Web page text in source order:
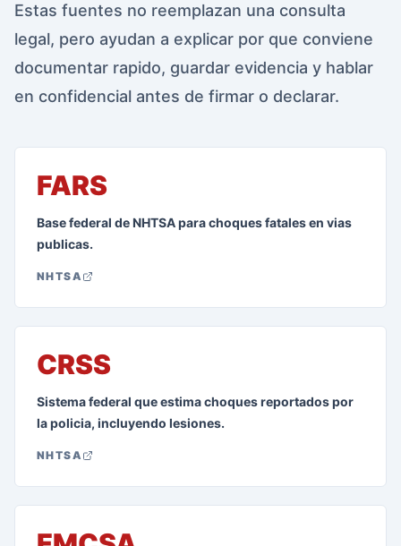
Estas fuentes no reemplazan una consulta
legal, pero ayudan a explicar por que conviene
documentar rapido, guardar evidencia y hablar
en confidencial antes de firmar o declarar.
FARS
Base federal de NHTSA para choques fatales en vias
publicas.
NHTSA
CRSS
Sistema federal que estima choques reportados por
la policia, incluyendo lesiones.
NHTSA